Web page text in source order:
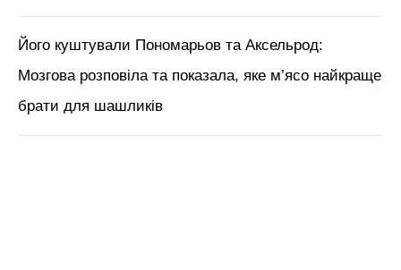
Його куштували Пономарьов та Аксельрод:
Мозгова розповіла та показала, яке м’ясо найкраще
брати для шашликів